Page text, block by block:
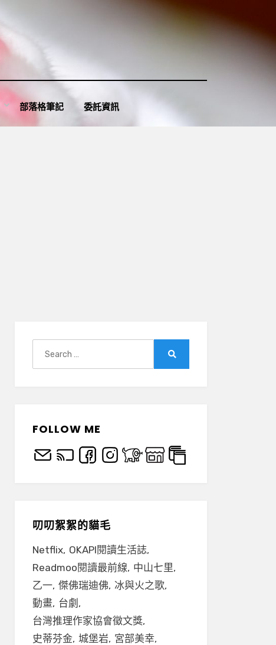
部落格筆記 委託資訊
FOLLOW ME
叨叨絮絮的貓毛
Netflix OKAPI閱讀生活誌
Readmoo閱讀最前線 中山七里
乙一 傑佛瑞迪佛 冰與火之歌
動畫 台劇
台灣推理作家協會徵文獎
史蒂芬金 城堡岩 宮部美幸